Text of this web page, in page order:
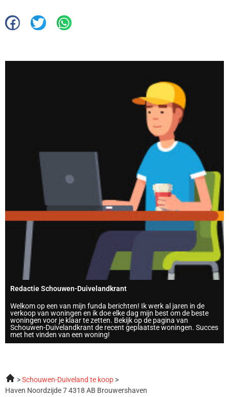
Redactie Schouwen-Duivelandkrant
Welkom op een van mijn funda berichten! Ik werk al jaren in de
verkoop van woningen en ik doe elke dag mijn best om de beste
woningen voor je klaar te zetten. Bekijk op de pagina van
Schouwen-Duivelandkrant de recent geplaatste woningen. Succes
met het vinden van een woning!
Schouwen-Duiveland te koop
Haven Noordzijde 7 4318 AB Brouwershaven